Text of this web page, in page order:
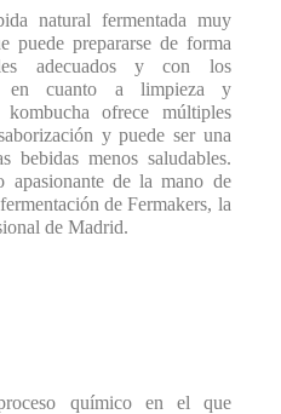
natural fermentada muy
puede prepararse de forma
adecuados y con los
en cuanto a limpieza y
ofrece múltiples
y puede ser una
bebidas menos saludables.
apasionante de la mano de
de Fermakers, la
de Madrid.
químico en el que